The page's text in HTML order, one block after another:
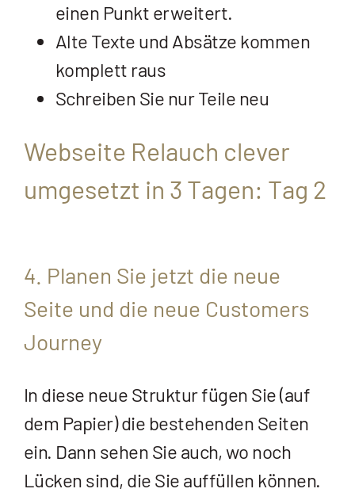
einen Punkt erweitert.
Alte Texte und Absätze kommen
komplett raus
Schreiben Sie nur Teile neu
Webseite Relauch clever
umgesetzt in 3 Tagen: Tag 2
4. Planen Sie jetzt die neue
Seite und die neue Customers
Journey
In diese neue Struktur fügen Sie (auf
dem Papier) die bestehenden Seiten
ein. Dann sehen Sie auch, wo noch
Lücken sind, die Sie auffüllen können.